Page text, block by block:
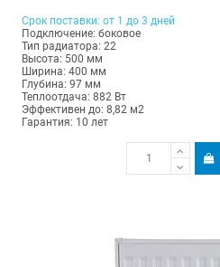
Срок поставки: от 1 до 3 дней
Подключение: боковое
Тип радиатора: 22
Высота: 500 мм
Ширина: 400 мм
Глубина: 97 мм
Теплоотдача: 882 Вт
Эффективен до: 8,82 м2
Гарантия: 10 лет